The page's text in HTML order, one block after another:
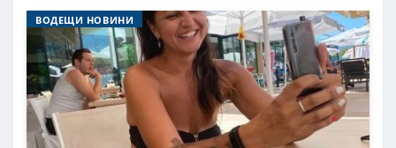
ВОДЕЩИ НОВИНИ